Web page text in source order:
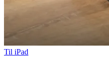
Til iPad